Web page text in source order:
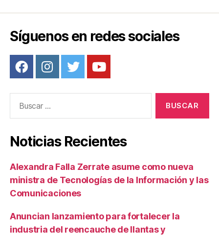
o
k
Síguenos en redes sociales
Noticias Recientes
Alexandra Falla Zerrate asume como nueva
ministra de Tecnologías de la Información y las
Comunicaciones
Anuncian lanzamiento para fortalecer la
industria del reencauche de llantas y